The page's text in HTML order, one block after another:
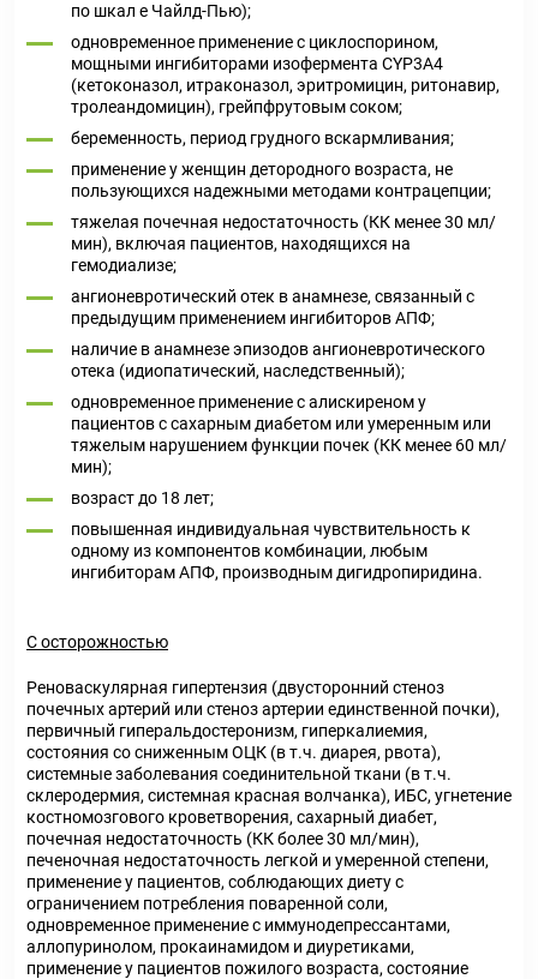
по шкал е Чайлд-Пью);
одновременное применение с циклоспорином,
мощными ингибиторами изофермента CYP3A4
(кетоконазол, итраконазол, эритромицин, ритонавир,
тролеандомицин), грейпфрутовым соком;
беременность, период грудного вскармливания;
применение у женщин детородного возраста, не
пользующихся надежными методами контрацепции;
тяжелая почечная недостаточность (КК менее 30 мл/
мин), включая пациентов, находящихся на
гемодиализе;
ангионевротический отек в анамнезе, связанный с
предыдущим применением ингибиторов АПФ;
наличие в анамнезе эпизодов ангионевротического
отека (идиопатический, наследственный);
одновременное применение с алискиреном у
пациентов с сахарным диабетом или умеренным или
тяжелым нарушением функции почек (КК менее 60 мл/
мин);
возраст до 18 лет;
повышенная индивидуальная чувствительность к
одному из компонентов комбинации, любым
ингибиторам АПФ, производным дигидропиридина.
С осторожностью
Реноваскулярная гипертензия (двусторонний стеноз
почечных артерий или стеноз артерии единственной почки),
первичный гиперальдостеронизм, гиперкалиемия,
состояния со сниженным ОЦК (в т.ч. диарея, рвота),
системные заболевания соединительной ткани (в т.ч.
склеродермия, системная красная волчанка), ИБС, угнетение
костномозгового кроветворения, сахарный диабет,
почечная недостаточность (КК более 30 мл/мин),
печеночная недостаточность легкой и умеренной степени,
применение у пациентов, соблюдающих диету с
ограничением потребления поваренной соли,
одновременное применение с иммунодепрессантами,
аллопуринолом, прокаинамидом и диуретиками,
применение у пациентов пожилого возраста, состояние